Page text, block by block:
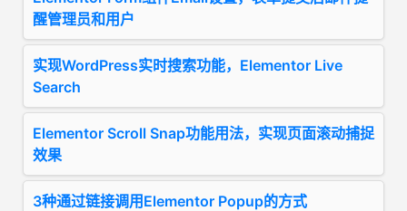
醒管理员和用户
实现WordPress实时搜索功能，Elementor Live
Search
Elementor Scroll Snap功能用法，实现页面滚动捕捉
效果
3种通过链接调用Elementor Popup的方式